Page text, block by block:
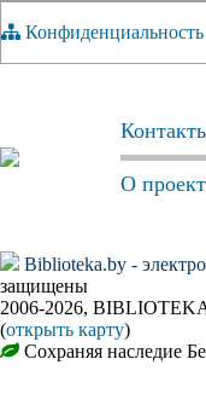
Конфиденциальность
О
Biblioteka.by -
защищены
2006-2026,
(открыть карту)
Сохраняя наследие